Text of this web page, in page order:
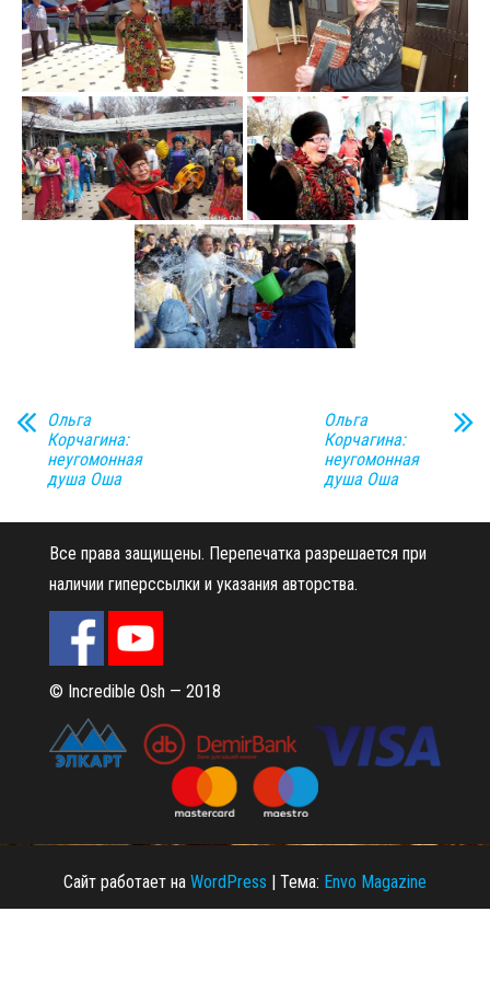
а
в
и
г
и
Ольга
Корчагина:
неугомонная
душа Оша
Ольга
Корчагина:
неугомонная
душа Оша
Все права защищены. Перепечатка разрешается при
наличии гиперссылки и указания авторства.
© Incredible Osh — 2018
Сайт работает на WordPress | Тема: Envo Magazine